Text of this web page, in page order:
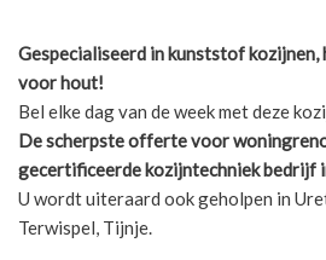
Gespecialiseerd in kunststof
voor hout!
Bel elke dag van de week met deze
De scherpsteofferte voor
gecertificeerde kozijntechniek bedrijf
U wordt uiteraard ook geholpen in
Terwispel, Tijnje.